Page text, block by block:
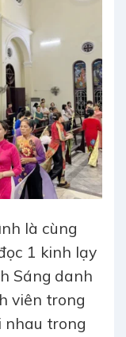
là cùng
1 kinh lạy
Sáng danh
viên trong
nhau trong